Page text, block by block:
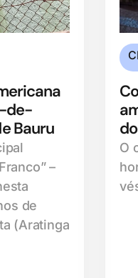
de-
Bauru
–
de
(Aratinga
O